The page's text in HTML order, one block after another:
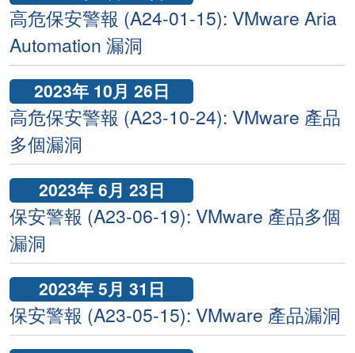
高危保安警報 (A24-01-15): VMware Aria
Automation 漏洞
2023年 10月 26日
高危保安警報 (A23-10-24): VMware 產品
多個漏洞
2023年 6月 23日
保安警報 (A23-06-19): VMware 產品多個
漏洞
2023年 5月 31日
保安警報 (A23-05-15): VMware 產品漏洞